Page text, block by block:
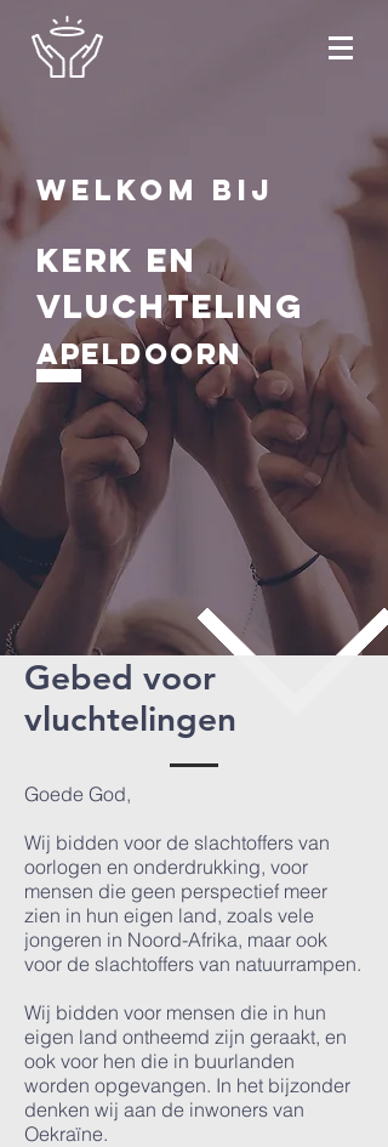
Welkom bij
Kerk en
vluchteling
Apeldoorn
Gebed voor
vluchtelingen
Goede God,
Wij bidden voor de slachtoffers van
oorlogen en onderdrukking, voor
mensen die geen perspectief meer
zien in hun eigen land, zoals vele
jongeren in Noord-Afrika, maar ook
voor de slachtoffers van natuurrampen.
Wij bidden voor mensen die in hun
eigen land ontheemd zijn geraakt, en
ook voor hen die in buurlanden
worden opgevangen. In het bijzonder
denken wij aan de inwoners van
Oekraïne.